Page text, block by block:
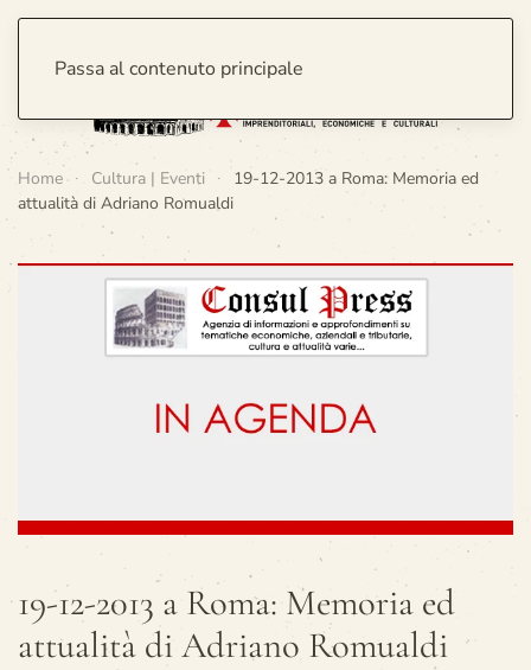
Passa al contenuto principale
Home Cultura | Eventi
19-12-2013 a Roma: Memoria ed
attualità di Adriano Romualdi
19-12-2013 a Roma: Memoria ed
attualità di Adriano Romualdi